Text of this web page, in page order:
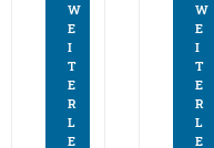
W
E
I
T
E
R
L
E
W
E
I
T
E
R
L
E